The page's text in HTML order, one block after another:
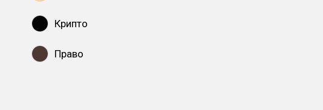
Крипто
Право